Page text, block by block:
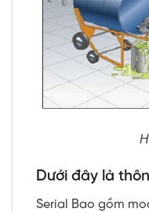
Hình ảnh
Dưới đây là
Serial Bao gồm